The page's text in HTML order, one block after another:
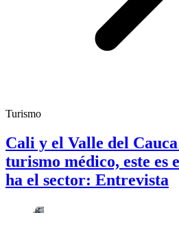
Turismo
Cali y el Valle del
turismo médico, este es
ha el sector: Entrevista